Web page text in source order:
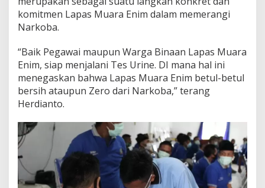
k
o
komitmen Lapas Muara Enim dalam memerangi
Narkoba.
“Baik Pegawai maupun Warga Binaan Lapas Muara
Enim, siap menjalani Tes Urine. DI mana hal ini
menegaskan bahwa Lapas Muara Enim betul-betul
bersih ataupun Zero dari Narkoba,” terang
Herdianto.